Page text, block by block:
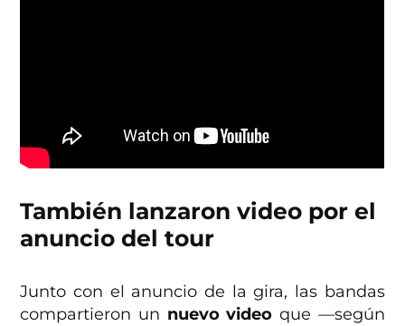
También lanzaron video por el
anuncio del tour
Junto con el anuncio de la gira, las bandas
compartieron un nuevo video que —según